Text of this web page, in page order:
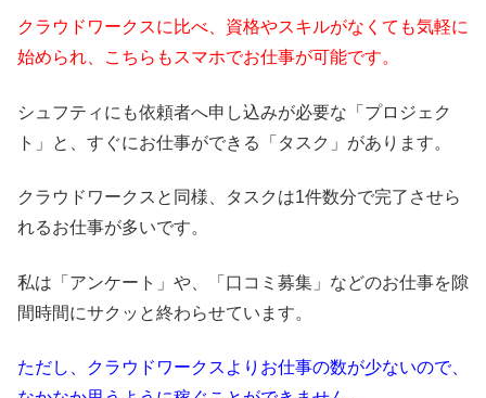
クラウドワークスに比べ、資格やスキルがなくても気軽に
始められ、こちらもスマホでお仕事が可能です。
シュフティにも依頼者へ申し込みが必要な「プロジェク
ト」と、すぐにお仕事ができる「タスク」があります。
クラウドワークスと同様、タスクは1件数分で完了させら
れるお仕事が多いです。
私は「アンケート」や、「口コミ募集」などのお仕事を隙
間時間にサクッと終わらせています。
ただし、クラウドワークスよりお仕事の数が少ないので、